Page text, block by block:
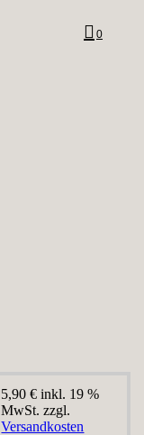
0
5,90€ inkl. 19 %
MwSt. zzgl.
Versandkosten